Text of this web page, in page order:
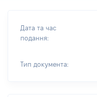
Дата та час
подання:
Тип документа: